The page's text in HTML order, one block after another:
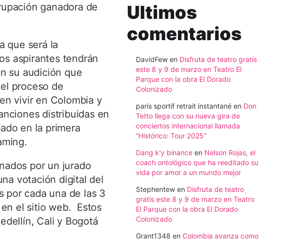
ganadora de
que será la
aspirantes tendrán
su audición que
proceso de
vivir en Colombia y
distribuidas en
en la primera
por un jurado
votación digital del
por cada una de las 3
el sitio web. Estos
Cali y Bogotá
Ultimos
comentarios
DavidFew en Disfruta de teatro gratis
este 8 y 9 de marzo en Teatro El
Parque con la obra El Dorado
Colonizado
paris sportif retrait instantané en Don
Tetto llega con su nueva gira de
conciertos internacional llamada
“Histórico: Tour 2025”
Dang k'y binance en Nelson Rojas, el
coach ontológico que ha reeditado su
vida por amor a un mundo mejor
Stephentew en Disfruta de teatro
gratis este 8 y 9 de marzo en Teatro
El Parque con la obra El Dorado
Colonizado
Grant1348 en Colombia avanza como